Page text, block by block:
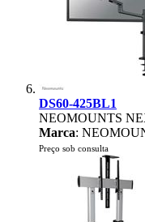
DS60-425BL1
NEOMOUNTS
Marca:
Preço sob consulta